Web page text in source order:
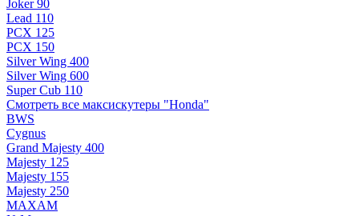
Joker 90
Lead 110
PCX 125
PCX 150
Silver Wing 400
Silver Wing 600
Super Cub 110
Смотреть все максискутеры "Honda"
BWS
Cygnus
Grand Majesty 400
Majesty 125
Majesty 155
Majesty 250
MAXAM